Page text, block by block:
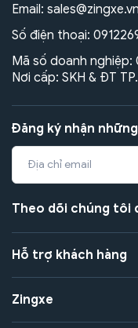
Email: sales@zingxe.vn
Số điện thoại:
Mã số doanh nghiệp:
Nơi cấp: SKH & ĐT
Đăng ký nhận
Theo dõi chúng tôi
Hỗ trợ khách hàng
Zingxe